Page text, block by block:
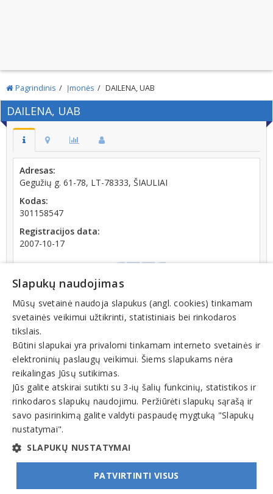
Pagrindinis Įmonės DAILENA, UAB
DAILENA, UAB
Adresas:
Gegužių g. 61-78, LT-78333, ŠIAULIAI
Kodas:
301158547
Registracijos data:
2007-10-17
Registrų centro informacija: įmonė ilgiau nei 12
mėnesių registro tvarkytojui nepateikė metinės
finansinės atskaitomybės dokumentų
Teisinis statusas: išregistruotas (nuo 2025-01-02)
Veiklos sritys
Kita veikla
© INFOMINTA, UAB. Visos teisės saugomos. Telefonas
info@1551.info
Slapukų naudojimas
Mūsų svetainė naudoja slapukus (angl. cookies) tinkamam
svetainės veikimui užtikrinti, statistiniais bei rinkodaros
tikslais.
Būtini slapukai yra privalomi tinkamam interneto svetainės ir
elektroninių paslaugų veikimui. Šiems slapukams nėra
reikalingas Jūsų sutikimas.
Jūs galite atskirai sutikti su 3-ių šalių funkcinių, statistikos ir
rinkodaros slapukų naudojimu. Peržiūrėti slapukų sąrašą ir
savo pasirinkimą galite valdyti paspaudę mygtuką "Slapukų
nustatymai".
SLAPUKŲ NUSTATYMAI
PATVIRTINTI VISUS